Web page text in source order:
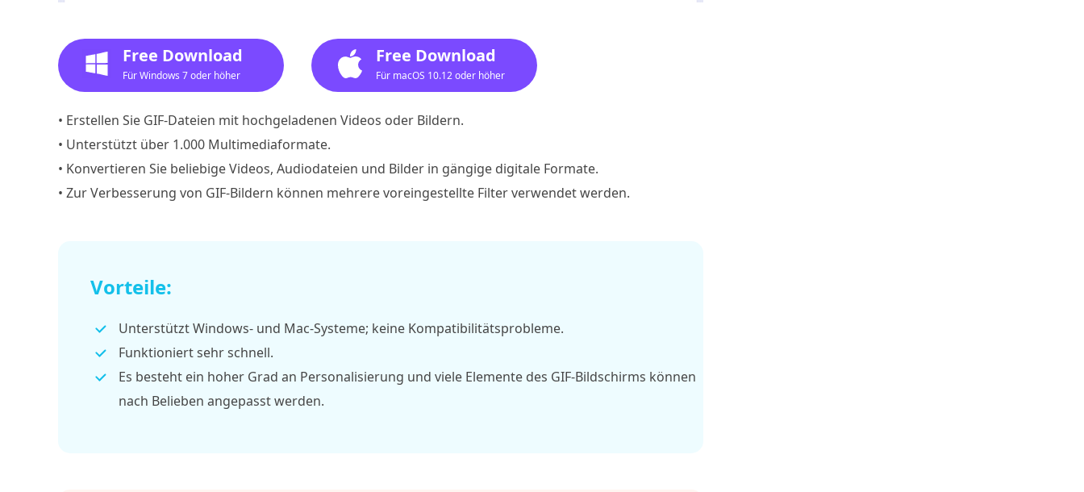
Free Download
Für Windows 7 oder höher
Free Download
Für macOS 10.12 oder höher
• Erstellen Sie GIF-Dateien mit hochgeladenen Videos oder Bildern.
• Unterstützt über 1.000 Multimediaformate.
• Konvertieren Sie beliebige Videos, Audiodateien und Bilder in gängige digitale Formate.
• Zur Verbesserung von GIF-Bildern können mehrere voreingestellte Filter verwendet werden.
Vorteile:
Unterstützt Windows- und Mac-Systeme; keine Kompatibilitätsprobleme.
Funktioniert sehr schnell.
Es besteht ein hoher Grad an Personalisierung und viele Elemente des GIF-Bildschirms können
nach Belieben angepasst werden.